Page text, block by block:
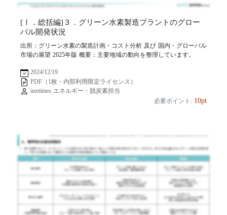
[Ⅰ．総括編]３．グリーン水素製造プラントのグロー
バル開発状況
出所：グリーン水素の製造計画・コスト分析 及び 国内・グローバル
市場の展望 2025年版 概要：主要地域の動向を整理しています。
2024/12/19
PDF（1枚・内部利用限定ライセンス）
axetimes エネルギー・脱炭素担当
必要ポイント: 10pt